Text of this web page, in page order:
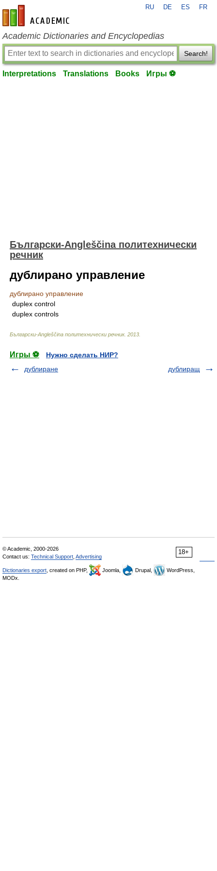
en-academic.com
RU DE ES FR
Academic Dictionaries and Encyclopedias
Search!
Interpretations Translations Books Игры ⚽
Български-Angleščina политехнически
речник
дублирано управление
дублирано управление
duplex control
duplex controls
Български-Angleščina политехнически речник. 2013
Игры ⚽
Нужно сделать НИР?
дублиране
дублиращ
18+
© Academic, 2000-2026
Contact us: Technical Support Advertising
Dictionaries export , created on PHP, Joomla, Drupal,
WordPress,
MODx.